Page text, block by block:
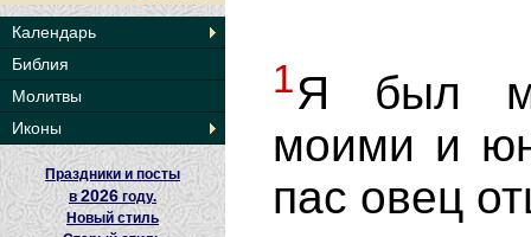
Календарь
Библия
Молитвы
Иконы
Праздники и посты
в2026 году.
Новый стиль
1Я был
моими и
пас овец